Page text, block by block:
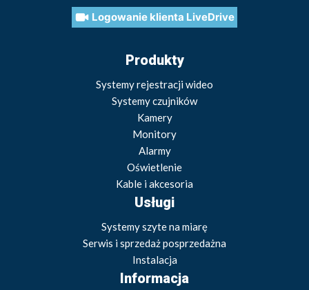
Logowanie klienta LiveDrive
Produkty
Systemy rejestracji wideo
Systemy czujników
Kamery
Monitory
Alarmy
Oświetlenie
Kable i akcesoria
Usługi
Systemy szyte na miarę
Serwis i sprzedaż posprzedażna
Instalacja
Informacja